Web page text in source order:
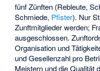
fünf Zünften (Rebleute,
Schmiede, Pfister). Nur
Zunftmitglieder werden;
ausgeschlossen.
Organisation und
und Gesellenzahl pro
Meistern und die Qualität